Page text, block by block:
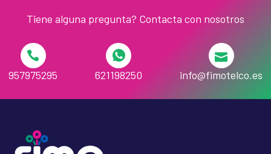
Tiene alguna pregunta? Contacta con nosotros
957975295 621198250 info@fimotelco.es